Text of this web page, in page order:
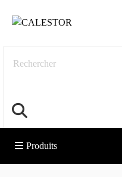
Rechercher
Produits